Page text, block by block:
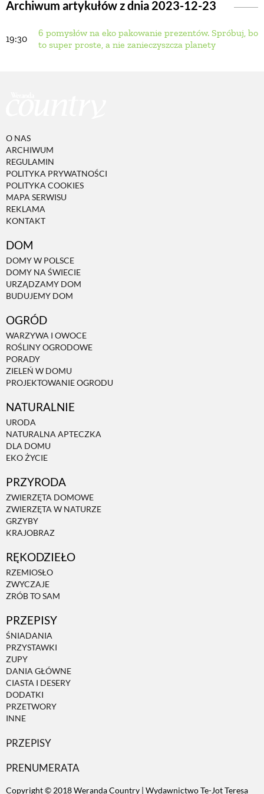
Archiwum artykułów z dnia 2023-12-23
19:30
6 pomysłów na eko pakowanie prezentów. Spróbuj, bo
to super proste, a nie zanieczyszcza planety
O NAS
ARCHIWUM
REGULAMIN
POLITYKA PRYWATNOŚCI
POLITYKA COOKIES
MAPA SERWISU
REKLAMA
KONTAKT
DOM
DOMY W POLSCE
DOMY NA ŚWIECIE
URZĄDZAMY DOM
BUDUJEMY DOM
OGRÓD
WARZYWA I OWOCE
ROŚLINY OGRODOWE
PORADY
ZIELEŃ W DOMU
PROJEKTOWANIE OGRODU
NATURALNIE
URODA
NATURALNA APTECZKA
DLA DOMU
EKO ŻYCIE
PRZYRODA
ZWIERZĘTA DOMOWE
ZWIERZĘTA W NATURZE
GRZYBY
KRAJOBRAZ
RĘKODZIEŁO
RZEMIOSŁO
ZWYCZAJE
ZRÓB TO SAM
PRZEPISY
ŚNIADANIA
PRZYSTAWKI
ZUPY
DANIA GŁÓWNE
CIASTA I DESERY
DODATKI
PRZETWORY
INNE
PRZEPISY
PRENUMERATA
Copyright © 2018 Weranda Country | Wydawnictwo Te-Jot Teresa
BUDUJEMY DOM
PROJEKTOWANIE OGRODU
NATURALNA APTECZKA
ZWIERZĘTA W NATURZE